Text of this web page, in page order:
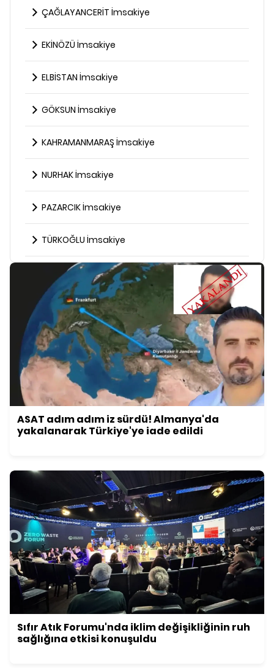
ÇAĞLAYANCERİT İmsakiye
EKİNÖZÜ İmsakiye
ELBİSTAN İmsakiye
GÖKSUN İmsakiye
KAHRAMANMARAŞ İmsakiye
NURHAK İmsakiye
PAZARCIK İmsakiye
TÜRKOĞLU İmsakiye
ASAT adım adım iz sürdü! Almanya'da
yakalanarak Türkiye'ye iade edildi
Sıfır Atık Forumu'nda iklim değişikliğinin ruh
sağlığına etkisi konuşuldu